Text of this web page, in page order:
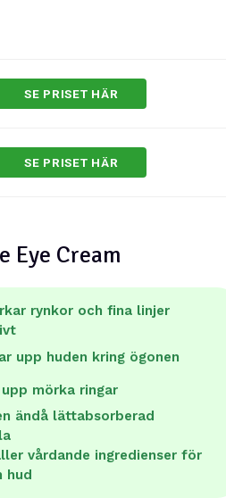
SE PRISET HÄR
SE PRISET HÄR
Eye Cream
rynkor och fina linjer
upp huden kring ögonen
upp mörka ringar
ändå lättabsorberad
vårdande ingredienser för
hud